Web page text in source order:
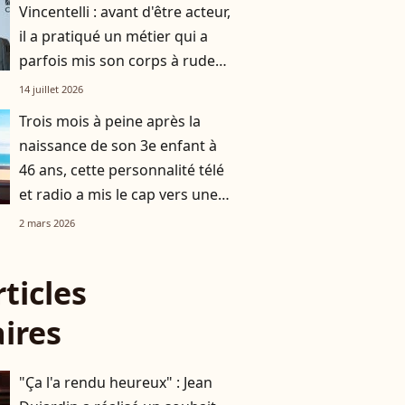
Vincentelli : avant d'être acteur,
il a pratiqué un métier qui a
parfois mis son corps à rude
épreuve, la preuve en images
14 juillet 2026
Trois mois à peine après la
naissance de son 3e enfant à
46 ans, cette personnalité télé
et radio a mis le cap vers une
destination chic et prisée
2 mars 2026
"Ça l'a rendu heureux" : Jean